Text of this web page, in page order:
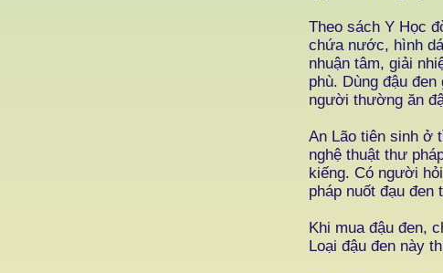
Theo sách Y Học
chứa nước, hình
nhuận tâm, giải
phù. Dùng đậu
người thường ăn
An Lão tiên sinh ở
nghệ thuật thư
kiếng. Có người
pháp nuốt đạu đen
Khi mua đậu đen,
Loại đậu đen này